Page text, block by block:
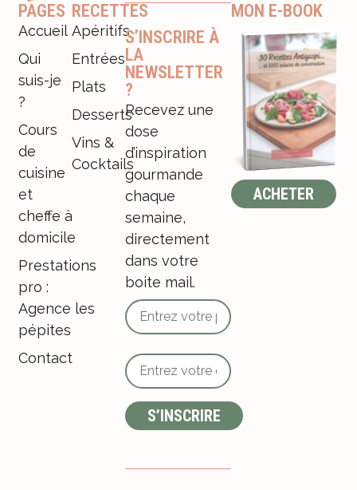
PAGES
Accueil
Qui
suis-je
?
Cours
de
cuisine
et
cheffe à
domicile
Prestations
pro :
Agence les
pépites
Contact
RECETTES
Apéritifs
Entrées
Plats
Desserts
Vins &
Cocktails
S’INSCRIRE À
LA
NEWSLETTER
?
Recevez une
dose
d’inspiration
gourmande
chaque
semaine,
directement
dans votre
boite mail.
MON E-BOOK
ACHETER